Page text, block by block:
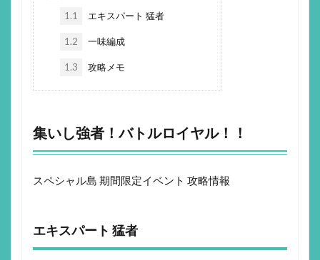
1.1 エキスパート 猛者
1.2 一味編成
1.3 攻略メモ
集いし強者！バトルロイヤル！！
スペシャル島 期間限定イベント 攻略情報
エキスパート 猛者